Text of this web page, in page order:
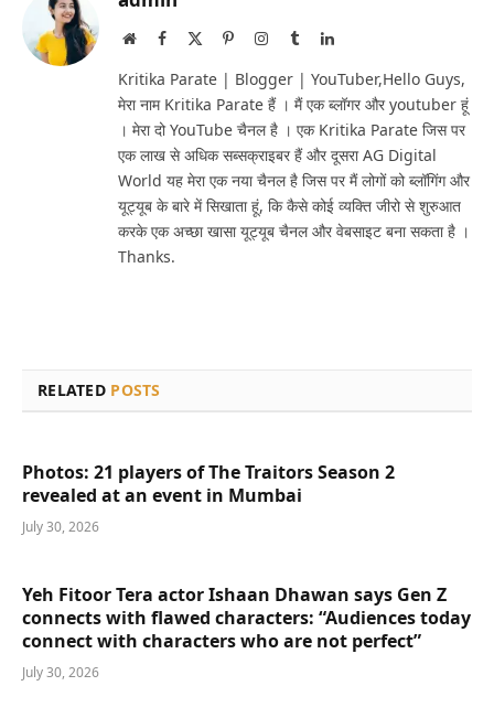
WebsiteFacebook PinterestInstagram
TumblrLinkedIn
Kritika Parate | Blogger | YouTuber,Hello Guys,
मेरा नाम Kritika Parate हैं । मैं एक ब्लॉगर और youtuber हूं
। मेरा दो YouTube चैनल है । एक Kritika Parate जिस पर
एक लाख से अधिक सब्सक्राइबर हैं और दूसरा AG Digital
World यह मेरा एक नया चैनल है जिस पर मैं लोगों को ब्लॉगिंग और
यूट्यूब के बारे में सिखाता हूं, कि कैसे कोई व्यक्ति जीरो से शुरुआत
करके एक अच्छा खासा यूट्यूब चैनल और वेबसाइट बना सकता है ।
Thanks.
RELATED POSTS
Photos: 21 players of The Traitors Season 2
revealed at an event in Mumbai
July 30, 2026
Yeh Fitoor Tera actor Ishaan Dhawan says Gen Z
connects with flawed characters: “Audiences today
connect with characters who are not perfect”
July 30, 2026